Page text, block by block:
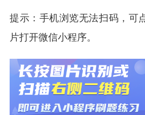
提示：手机浏览无法扫码，可
片打开微信小程序。